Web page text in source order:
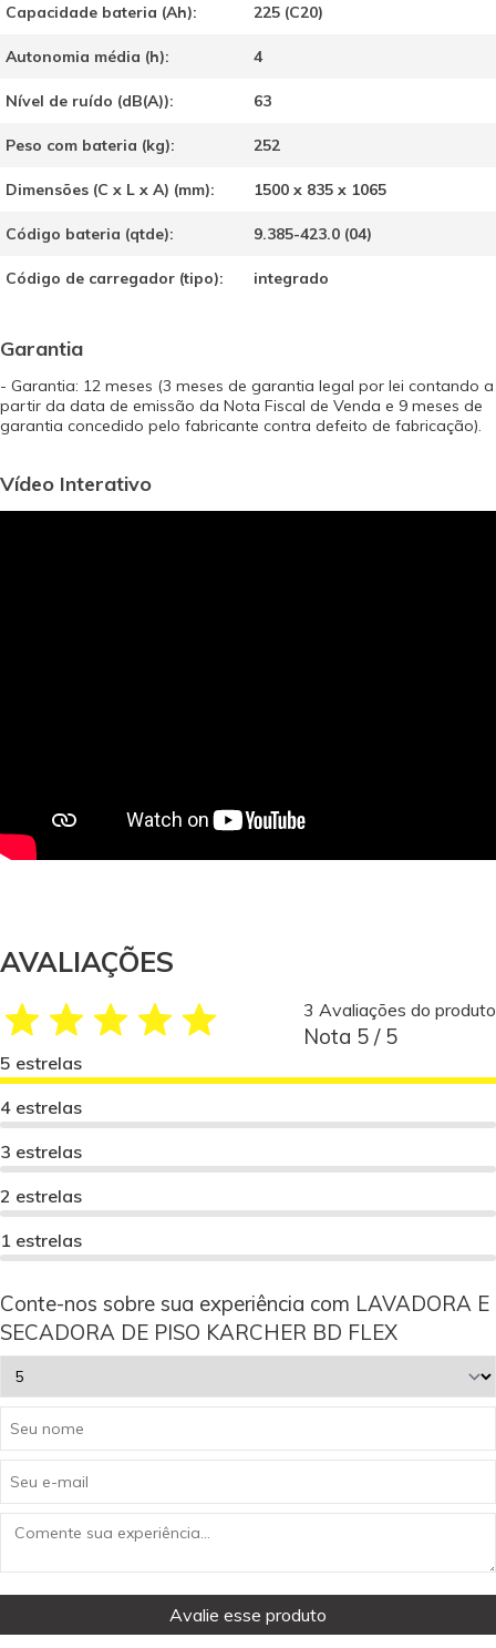
Capacidade bateria (Ah): 225 (C20)
Autonomia média (h): 4
Nível de ruído (dB(A)): 63
Peso com bateria (kg): 252
Dimensões (C x L x A) (mm): 1500 x 835 x 1065
Código bateria (qtde): 9.385-423.0 (04)
Código de carregador (tipo): integrado
Garantia
- Garantia: 12 meses (3 meses de garantia legal por lei contando a
partir da data de emissão da Nota Fiscal de Venda e 9 meses de
garantia concedido pelo fabricante contra defeito de fabricação).
Vídeo Interativo
AVALIAÇÕES
3 Avaliações do produto
Nota 5 / 5
5 estrelas
4 estrelas
3 estrelas
2 estrelas
1 estrelas
Conte-nos sobre sua experiência com LAVADORA E
SECADORA DE PISO KARCHER BD FLEX
Avalie esse produto